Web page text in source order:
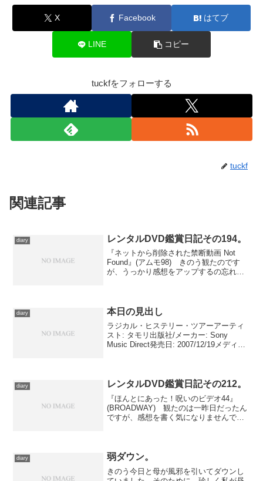
X Facebook はてブ
LINE コピー
tuckfをフォローする
tuckf
関連記事
diary レンタルDVD鑑賞日記その194。
『ネットから削除された禁断動画 Not
Found』(アムモ98) きのう観たのです
が、うっかり感想をアップするの忘れて
らかの理...
diary 本日の見出し
ラジカル・ヒステリー・ツアーアーティ
スト: タモリ出版社/メーカー: Sony
Music Direct発売日: 2007/12/19メディア:
diary レンタルDVD鑑賞日記その212。
『ほんとにあった！呪いのビデオ44』
(BROADWAY) 観たのは一昨日だったん
ですが、感想を書く気になりませんでし
危惧していた以上...
diary 弱ダウン。
きのう今日と母が風邪を引いてダウンし